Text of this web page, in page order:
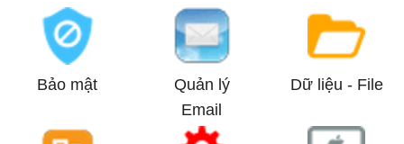
Bảo mật
Quản lý
Email
Dữ liệu - File